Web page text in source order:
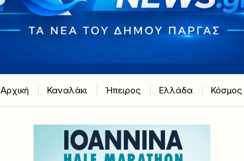
Αρχική Καναλάκι Ήπειρος Ελλάδα Κόσμος